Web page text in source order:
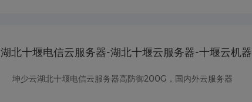
湖北十堰电信云服务器-湖北十堰云服务器-十堰云机器
坤少云湖北十堰电信云服务器高防御200G，国内外云服务器